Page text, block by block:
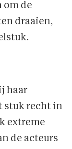
om de
draaien,
haar
stuk recht in
extreme
de acteurs